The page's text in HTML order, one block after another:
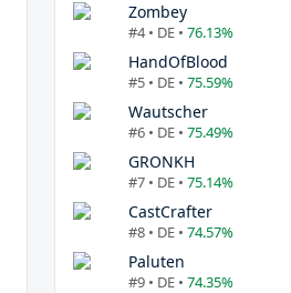
Zombey
#4 • DE • 76.13%
HandOfBlood
#5 • DE • 75.59%
Wautscher
#6 • DE • 75.49%
GRONKH
#7 • DE • 75.14%
CastCrafter
#8 • DE • 74.57%
Paluten
#9 • DE • 74.35%